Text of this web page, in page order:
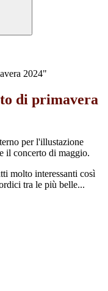
2024"
di primavera
per l'illustazione
il concerto di maggio.
molto interessanti così
tra le più belle...